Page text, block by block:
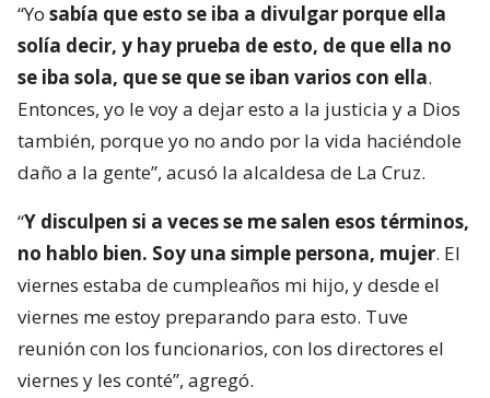
“Yo sabía que esto se iba a divulgar porque ella
solía decir, y hay prueba de esto, de que ella no
se iba sola, que se que se iban varios con ella.
Entonces, yo le voy a dejar esto a la justicia y a Dios
también, porque yo no ando por la vida haciéndole
daño a la gente”, acusó la alcaldesa de La Cruz.
“Y disculpen si a veces se me salen esos términos,
no hablo bien. Soy una simple persona, mujer. El
viernes estaba de cumpleaños mi hijo, y desde el
viernes me estoy preparando para esto. Tuve
reunión con los funcionarios, con los directores el
viernes y les conté”, agregó.